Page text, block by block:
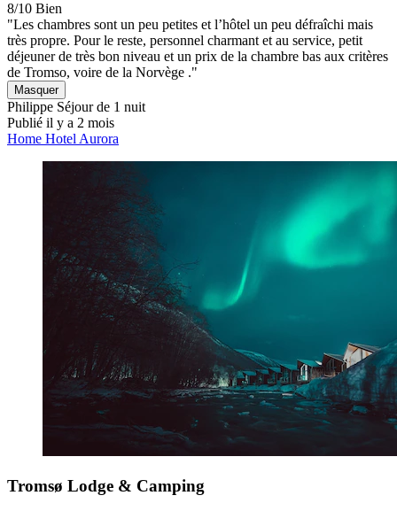
8/10 Bien
"Les chambres sont un peu petites et l’hôtel un peu défraîchi mais
très propre. Pour le reste, personnel charmant et au service, petit
déjeuner de très bon niveau et un prix de la chambre bas aux critères
de Tromso, voire de la Norvège ."
Masquer
Philippe Séjour de 1 nuit
Publié il y a 2 mois
Home Hotel Aurora
Tromsø Lodge & Camping